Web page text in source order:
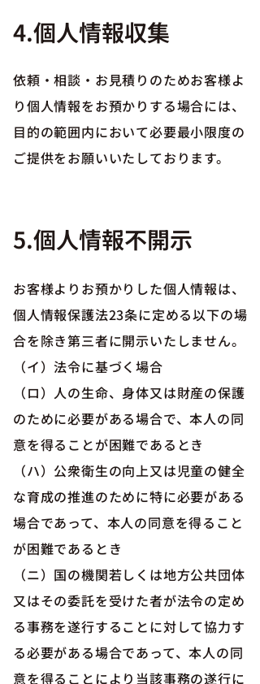
4.個人情報収集
依頼・相談・お見積りのためお客様よ
り個人情報をお預かりする場合には、
目的の範囲内において必要最小限度の
ご提供をお願いいたしております。
5.個人情報不開示
お客様よりお預かりした個人情報は、
個人情報保護法23条に定める以下の場
合を除き第三者に開示いたしません。
（イ）法令に基づく場合
（ロ）人の生命、身体又は財産の保護
のために必要がある場合で、本人の同
意を得ることが困難であるとき
（ハ）公衆衛生の向上又は児童の健全
な育成の推進のために特に必要がある
場合であって、本人の同意を得ること
が困難であるとき
（ニ）国の機関若しくは地方公共団体
又はその委託を受けた者が法令の定め
る事務を遂行することに対して協力す
る必要がある場合であって、本人の同
意を得ることにより当該事務の遂行に